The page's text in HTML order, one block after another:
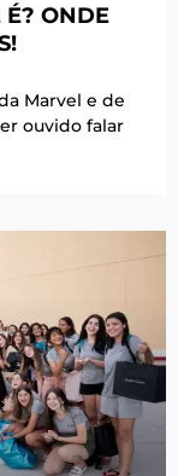
É? ONDE
Marvel e de
ouvido falar